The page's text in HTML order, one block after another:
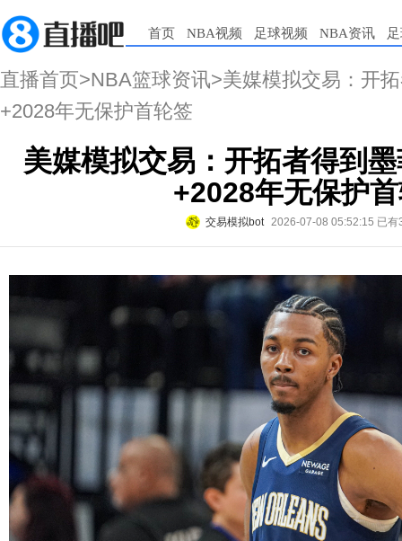
首页 NBA视频 足球视频 NBA资讯
直播首页>NBA篮球资讯>美媒模拟交易：开
+2028年无保护首轮签
美媒模拟交易：开拓者得到
+2028年无保护
交易模拟bot 2026-07-08 05:52:15 已有